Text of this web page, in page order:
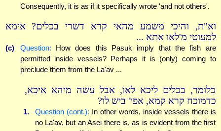
Consequently, it is as if it specifically wrote 'and not others'.
וא"ת, והיכי משמע מהאי קרא דשרי בכלים? אימא
למעוטי מ'לאו אתא ...
(c) Question: How does this Pasuk imply that the fish are
permitted inside vessels? Perhaps it is (only) coming to
preclude them from the La'av ...
כלומר, בכלים ליכא לאו, אבל עשה מיהא איכא,
כדמוכח קרא קמא, אפי' ביש לו?
1. Question (cont.): In other words, inside vessels there is
no La'av, but an Asei there is, as is evident from the first